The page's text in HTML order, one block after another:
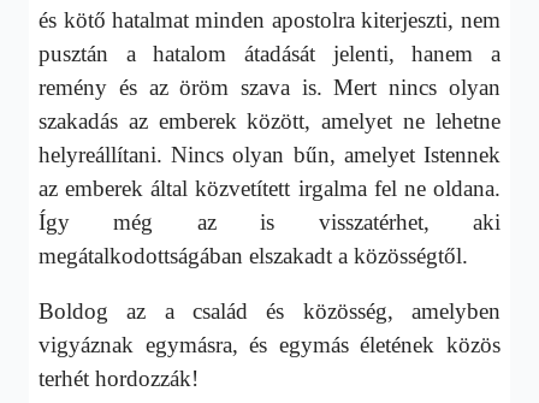
és kötő hatalmat minden apostolra kiterjeszti, nem
pusztán a hatalom átadását jelenti, hanem a
remény és az öröm szava is. Mert nincs olyan
szakadás az emberek között, amelyet ne lehetne
helyreállítani. Nincs olyan bűn, amelyet Istennek
az emberek által közvetített irgalma fel ne oldana.
Így még az is visszatérhet, aki
megátalkodottságában elszakadt a közösségtől.
Boldog az a család és közösség, amelyben
vigyáznak egymásra, és egymás életének közös
terhét hordozzák!